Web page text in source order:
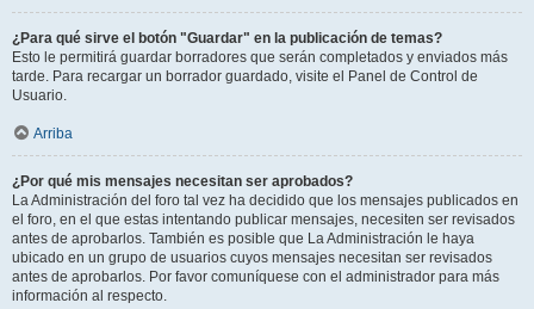
¿Para qué sirve el botón "Guardar" en la publicación de temas?
Esto le permitirá guardar borradores que serán completados y enviados más
tarde. Para recargar un borrador guardado, visite el Panel de Control de
Usuario.
Arriba
¿Por qué mis mensajes necesitan ser aprobados?
La Administración del foro tal vez ha decidido que los mensajes publicados en
el foro, en el que estas intentando publicar mensajes, necesiten ser revisados
antes de aprobarlos. También es posible que La Administración le haya
ubicado en un grupo de usuarios cuyos mensajes necesitan ser revisados
antes de aprobarlos. Por favor comuníquese con el administrador para más
información al respecto.